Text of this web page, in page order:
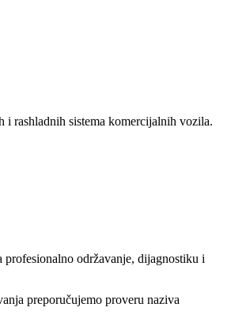
rashladnih sistema komercijalnih vozila.
održavanje, dijagnostiku i
preporučujemo proveru naziva